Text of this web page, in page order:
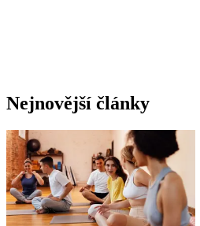
Nejnovější články